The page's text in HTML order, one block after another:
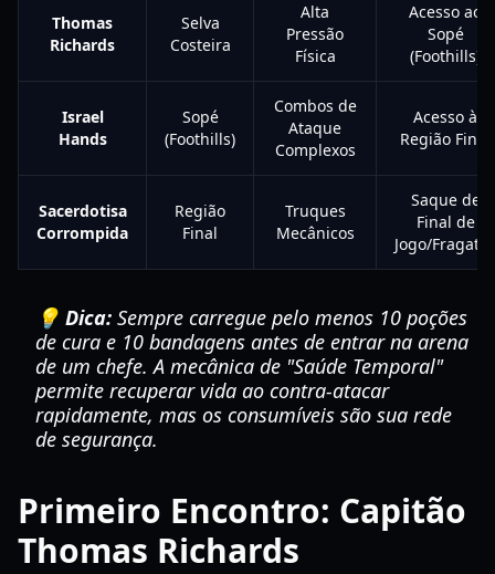
Thomas
Richards
Selva
Costeira
Alta
Pressão
Física
Acesso ao
Sopé
(Foothills)
Israel
Hands
Sopé
(Foothills)
Combos de
Ataque
Complexos
Acesso à
Região Final
Sacerdotisa
Corrompida
Região
Final
Truques
Mecânicos
Saque de
Final de
Jogo/Fragatas
💡 Dica: Sempre carregue pelo menos 10 poções
de cura e 10 bandagens antes de entrar na arena
de um chefe. A mecânica de "Saúde Temporal"
permite recuperar vida ao contra-atacar
rapidamente, mas os consumíveis são sua rede
de segurança.
Primeiro Encontro: Capitão
Thomas Richards